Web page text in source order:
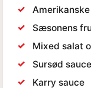
✓
✓
Sæsonens
✓
Mixed salat
✓
Sursød
✓
Karry sauce